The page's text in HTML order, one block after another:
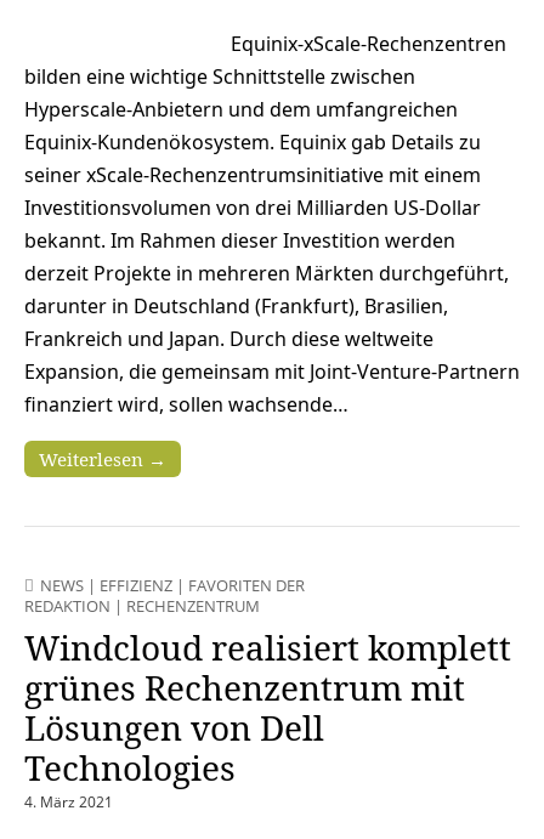
Equinix-xScale-Rechenzentren
bilden eine wichtige Schnittstelle zwischen
Hyperscale-Anbietern und dem umfangreichen
Equinix-Kundenökosystem. Equinix gab Details zu
seiner xScale-Rechenzentrumsinitiative mit einem
Investitionsvolumen von drei Milliarden US-Dollar
bekannt. Im Rahmen dieser Investition werden
derzeit Projekte in mehreren Märkten durchgeführt,
darunter in Deutschland (Frankfurt), Brasilien,
Frankreich und Japan. Durch diese weltweite
Expansion, die gemeinsam mit Joint-Venture-Partnern
finanziert wird, sollen wachsende…
Weiterlesen →
NEWS | EFFIZIENZ | FAVORITEN DER
REDAKTION | RECHENZENTRUM
Windcloud realisiert komplett
grünes Rechenzentrum mit
Lösungen von Dell
Technologies
4. März 2021